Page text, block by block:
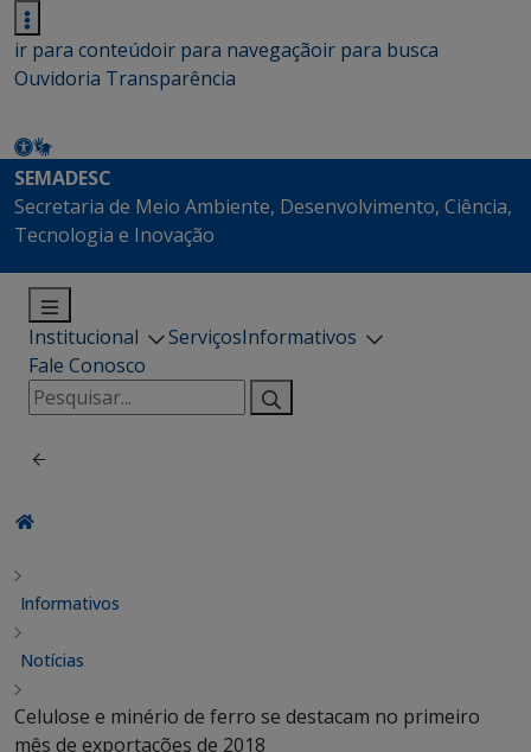
ir para conteúdoir para navegaçãoir para busca
Ouvidoria Transparência
SEMADESC
Secretaria de Meio Ambiente, Desenvolvimento, Ciência,
Tecnologia e Inovação
Institucional ServiçosInformativos
Fale Conosco
Pesquisar
por:
Informativos
Notícias
Celulose e minério de ferro se destacam no primeiro
mês de exportações de 2018